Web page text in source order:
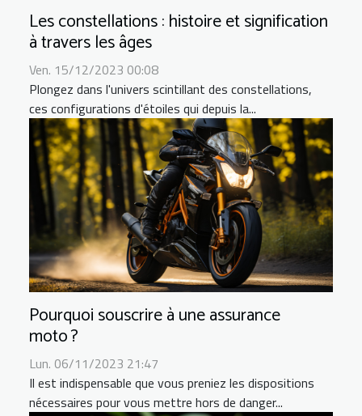
Les constellations : histoire et signification
à travers les âges
Ven. 15/12/2023 00:08
Plongez dans l'univers scintillant des constellations,
ces configurations d'étoiles qui depuis la...
Pourquoi souscrire à une assurance
moto ?
Lun. 06/11/2023 21:47
Il est indispensable que vous preniez les dispositions
nécessaires pour vous mettre hors de danger...